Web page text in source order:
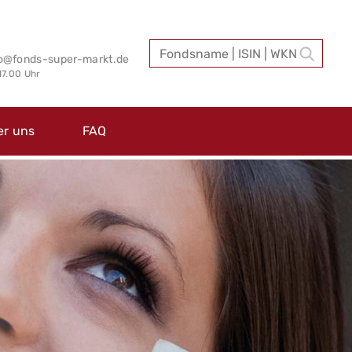
super-markt.de
Uhr
uns FAQ